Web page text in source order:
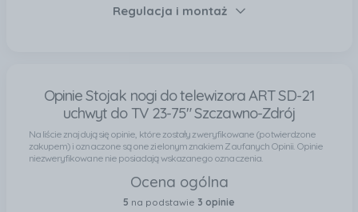
Regulacja i montaż
Opinie Stojak nogi do telewizora ART SD-21
uchwyt do TV 23-75" Szczawno-Zdrój
Na liście znajdują się opinie, które zostały zweryfikowane (potwierdzone
zakupem) i oznaczone są one zielonym znakiem Zaufanych Opinii. Opinie
niezweryfikowane nie posiadają wskazanego oznaczenia.
Ocena ogólna
5 na podstawie 3 opinie